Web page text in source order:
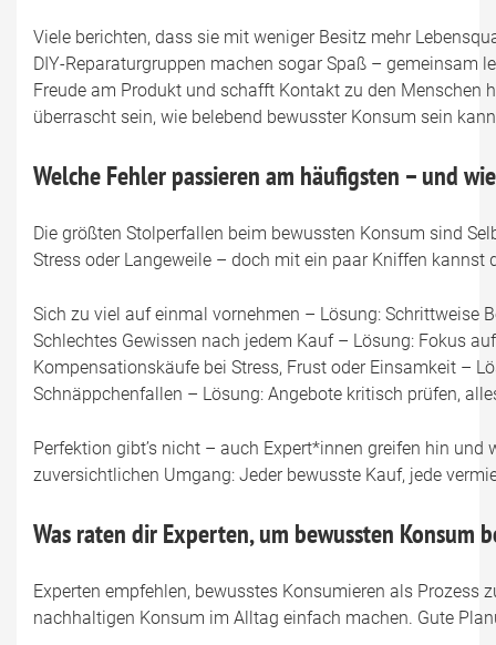
Viele berichten, dass sie mit weniger Besitz mehr
DIY-Reparaturgruppen machen sogar Spaß – gemeinsam
Freude am Produkt und schafft Kontakt zu den Menschen
überrascht sein, wie belebend bewusster Konsum sein
Welche Fehler passieren am häufigsten – und
Die größten Stolperfallen beim bewussten Konsum sind
Stress oder Langeweile – doch mit ein paar Kniffen kannst
Sich zu viel auf einmal vornehmen – Lösung: Schrittweise
Schlechtes Gewissen nach jedem Kauf – Lösung: Fokus
Kompensationskäufe bei Stress, Frust oder Einsamkeit –
Schnäppchenfallen – Lösung: Angebote kritisch prüfen,
Perfektion gibt’s nicht – auch Expert*innen greifen hin
zuversichtlichen Umgang: Jeder bewusste Kauf, jede
Was raten dir Experten, um bewussten Konsum
Experten empfehlen, bewusstes Konsumieren als Prozess
nachhaltigen Konsum im Alltag einfach machen. Gute